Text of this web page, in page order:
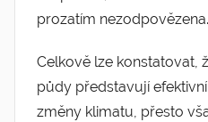
prozatím nezodpovězena.
Celkově lze konstatovat,
půdy představují
změny klimatu, přesto